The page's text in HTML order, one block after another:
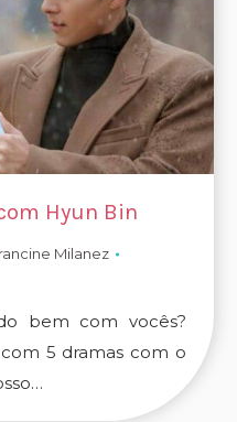
Hyun Bin
Milanez
bem com vocês?
5 dramas com o